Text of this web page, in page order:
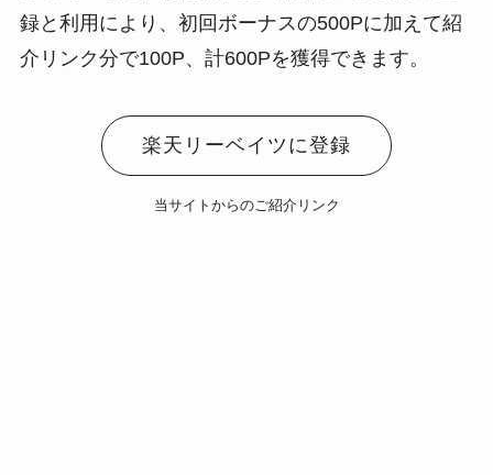
録と利用により、初回ボーナスの500Pに加えて紹
介リンク分で100P、計600Pを獲得できます。
楽天リーベイツに登録
当サイトからのご紹介リンク